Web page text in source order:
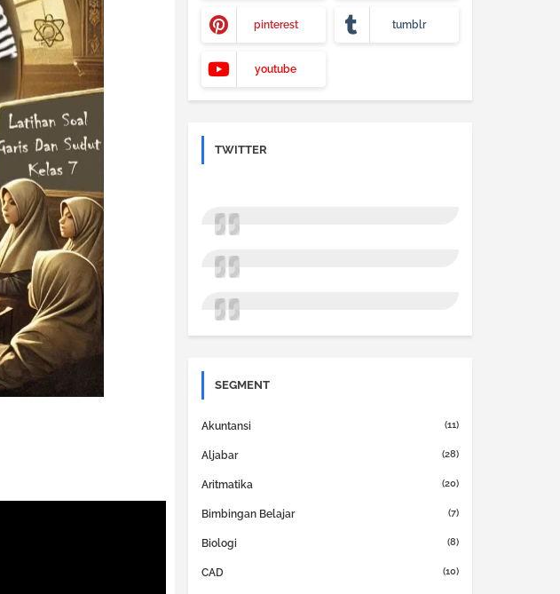
pinterest tumblr
youtube
TWITTER
SEGMENT
Akuntansi (11)
Aljabar (28)
Aritmatika (20)
Bimbingan Belajar (7)
Biologi (8)
CAD (10)